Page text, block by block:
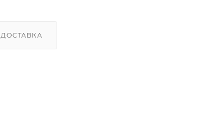
ДОСТАВКА